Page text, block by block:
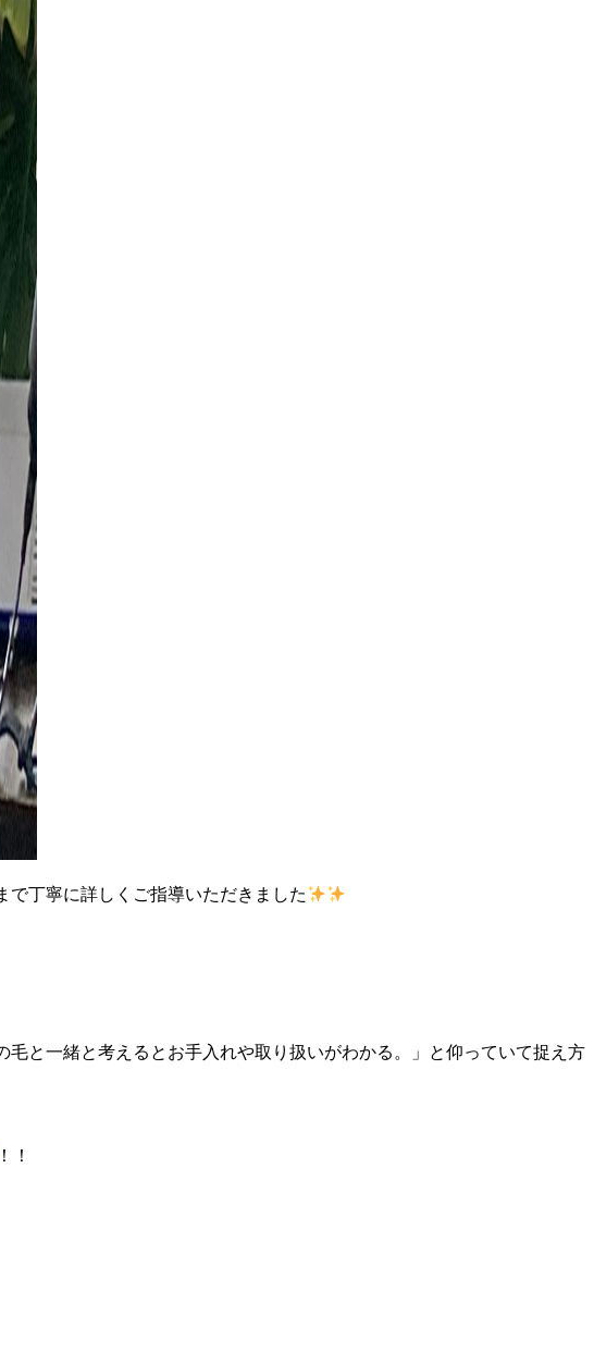
丁寧に詳しくご指導いただきました
と一緒と考えるとお手入れや取り扱いがわかる。」と仰っていて捉え方
！！